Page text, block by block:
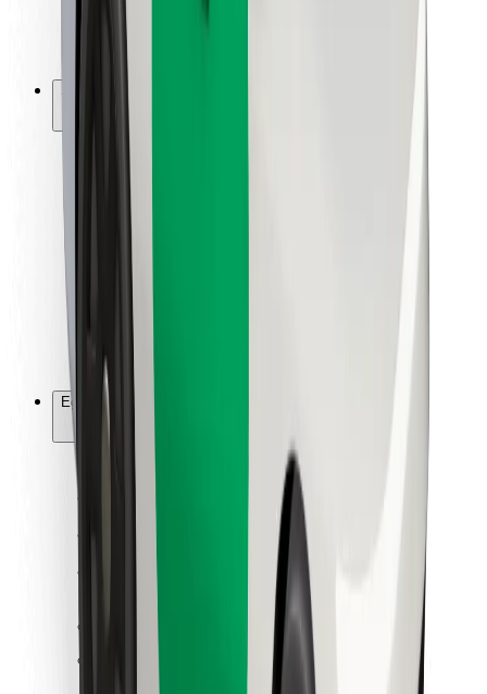
Repülőtér
Bolt töltőállomások
Súgó
Utasoknak
Sofőröknek
Ételfutároknak
Bolt Food
Éttermeknek
Bolt for Business
Egyéb
Beszállítók
Biztonság
Pár perc alatt ott vagyunk érted!
Bolt alkalmazás letöltése